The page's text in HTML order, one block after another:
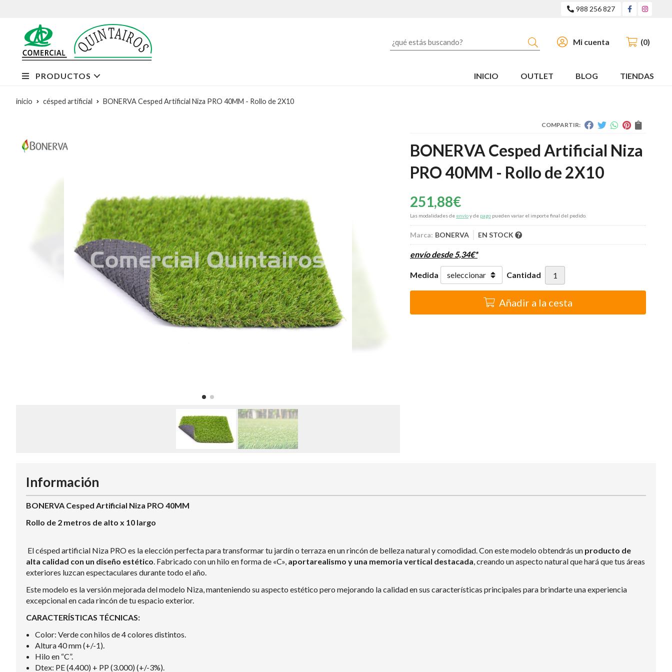
988 256 827
Buscar Mi cuenta 0
PRODUCTOS INICIO OUTLET BLOG TIENDAS
inicio césped artificial BONERVA Cesped Artificial Niza PRO 40MM - Rollo de 2X10
COMPARTIR:
BONERVA Cesped Artificial Niza
PRO 40MM - Rollo de 2X10
251,88€
Las modalidades de envíoy de pago pueden variar el importe final del pedido.
Marca: BONERVA EN STOCK
envío desde 5,34€*
Medida Cantidad
Añadir a la cesta
Información
BONERVA Cesped Artificial Niza PRO 40MM
Rollo de 2 metros de alto x 10 largo
El césped artificial Niza PRO es la elección perfecta para transformar tu jardín o terraza en un rincón de belleza natural y comodidad. Con este modelo obtendrás un producto de
alta calidad con un diseño estético . Fabricado con un hilo en forma de «C», aportarealismo y una memoria vertical destacada , creando un aspecto natural que hará que tus áreas
exteriores luzcan espectaculares durante todo el año.
Este modelo es la versión mejorada del modelo Niza, manteniendo su aspecto estético pero mejorando la calidad en sus características principales para brindarte una experiencia
excepcional en cada rincón de tu espacio exterior.
CARACTERÍSTICAS TÉCNICAS:
Color: Verde con hilos de 4 colores distintos.
Altura 40 mm (+/-1).
Hilo en “C”.
Dtex: PE (4.400) + PP (3.000) (+/-3%).